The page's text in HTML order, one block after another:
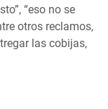
“eso no se
otros reclamos,
las cobijas,